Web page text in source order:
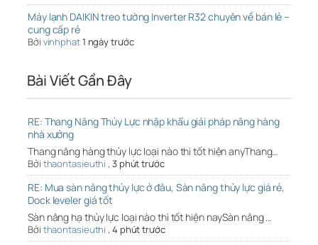
Máy lạnh DAIKIN treo tường Inverter R32 chuyên về bán lẻ –
cung cấp rẻ
Bởi vinhphat1 ngày trước
Bài Viết Gần Đây
RE: Thang Nâng Thủy Lực nhập khẩu giải pháp nâng hàng
nhà xưởng
Thang nâng hàng thủy lực loại nào thì tốt hiện anyThang…
Bởi thaontasieuthi , 3 phút trước
RE: Mua sàn nâng thủy lực ở đâu, Sàn nâng thủy lực giá rẻ,
Dock leveler giá tốt
Sàn nâng hạ thủy lực loại nào thì tốt hiện naySàn nâng …
Bởi thaontasieuthi , 4 phút trước